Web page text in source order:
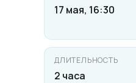
17 мая, 16:30
ДЛИТЕЛЬНОСТЬ
2 часа